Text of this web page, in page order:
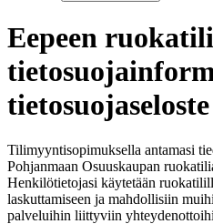
Eepeen
tietosuojaseloste
Tilimyyntisopimuksella antamasi
Pohjanmaan Osuuskaupan
Henkilötietojasi käytetään
laskuttamiseen ja mahdollisiin
palveluihin liittyviin